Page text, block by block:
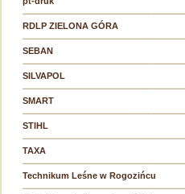
RDLP ZIELONA GÓRA
SEBAN
SILVAPOL
SMART
STIHL
TAXA
Technikum Leśne w Rogozińcu